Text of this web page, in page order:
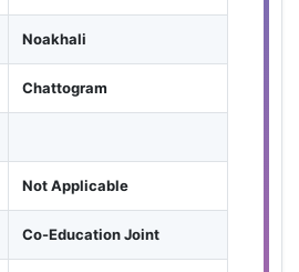
Noakhali
Chattogram
Not Applicable
Co-Education Joint